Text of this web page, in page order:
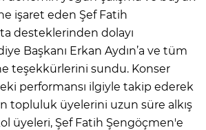
işaret eden Şef Fatih
desteklerinden dolayı
Başkanı Erkan Aydın’a ve tüm
teşekkürlerini sundu. Konser
performansı ilgiyle takip ederek
topluluk üyelerini uzun süre alkış
üyeleri, Şef Fatih Şengöçmen'e